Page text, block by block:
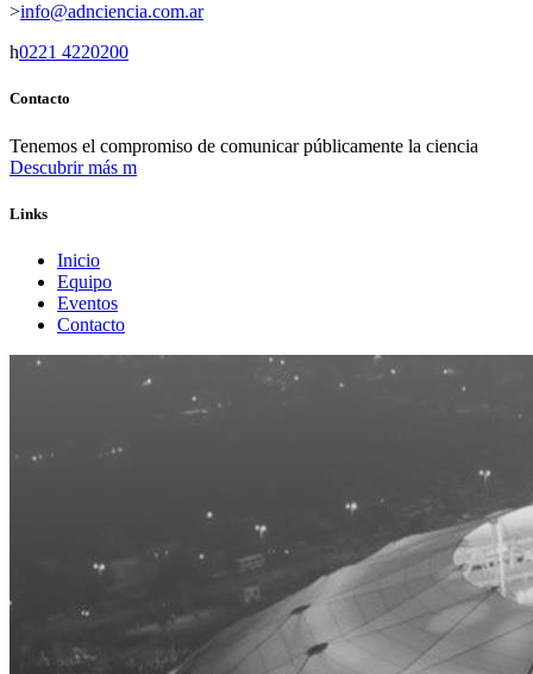
info@adnciencia.com.ar
0221 4220200
Contacto
Tenemos el compromiso de comunicar públicamente la ciencia
Descubrir más
Links
Inicio
Equipo
Eventos
Contacto